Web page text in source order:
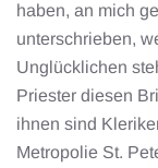
haben, an mich
unterschrieben,
Unglücklichen
Priester diesen
ihnen sind
Metropolie St.